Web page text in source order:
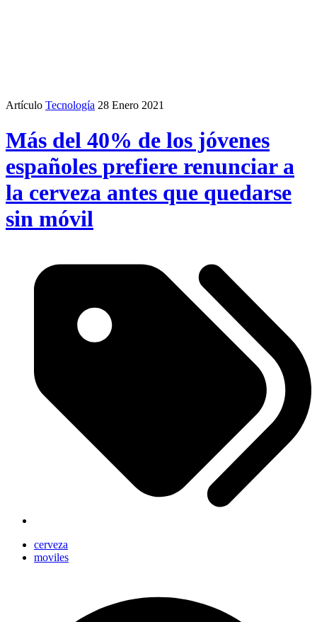
Artículo Tecnología 28 Enero 2021
Más del 40% de los jóvenes
españoles prefiere renunciar a
la cerveza antes que quedarse
sin móvil
cerveza
moviles